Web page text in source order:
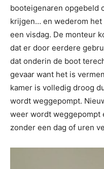
booteigenaren opgebeld
krijgen… en wederom het
een visdag. De monteur
dat er door eerdere
dat onderin de boot
gevaar want het is
kamer is volledig droog
wordt weggepompt.
weer wordt weggepompt
zonder een dag of uren